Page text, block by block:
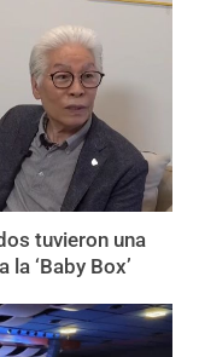
tuvieron una
‘Baby Box’